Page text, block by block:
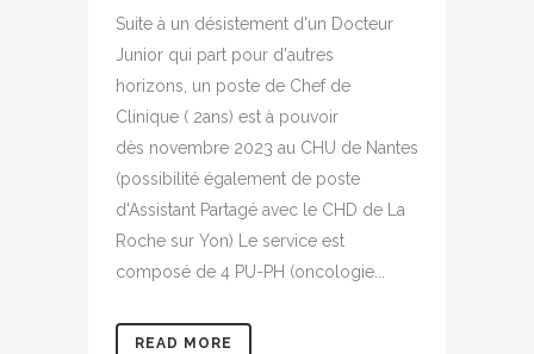
Suite à un désistement d'un Docteur
Junior qui part pour d'autres
horizons, un poste de Chef de
Clinique ( 2ans) est à pouvoir
dès novembre 2023 au CHU de Nantes
(possibilité également de poste
d'Assistant Partagé avec le CHD de La
Roche sur Yon) Le service est
composé de 4 PU-PH (oncologie...
READ MORE